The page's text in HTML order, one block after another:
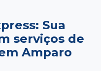
Sua
serviços de
Amparo